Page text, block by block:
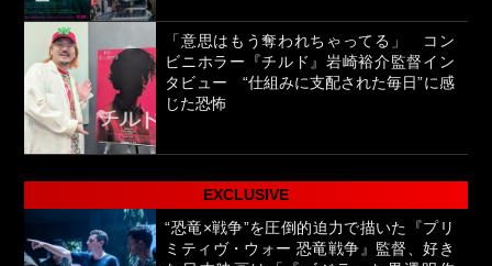
「意思はもう奪われちゃってる」 コン
ビニホラー『チルド』岩崎裕介監督イン
タビュー “仕組みに支配された毎日”に感
じた恐怖
EXCLUSIVE
“恐竜×戦争”を圧倒的迫力で描いた『プリ
ミティヴ・ウォー 恐竜戦争』監督、好き